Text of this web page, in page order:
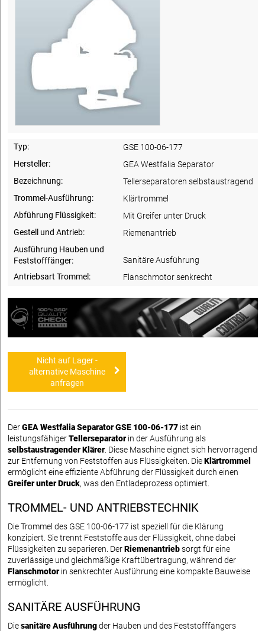
Typ:
GSE 100-06-177
Hersteller:
GEA Westfalia Separator
Bezeichnung:
Tellerseparatoren selbstaustragend
Trommel-Ausführung:
Klärtrommel
Abführung Flüssigkeit:
Mit Greifer unter Druck
Gestell und Antrieb:
Riemenantrieb
Ausführung Hauben und
Feststofffänger:
Sanitäre Ausführung
Antriebsart Trommel:
Flanschmotor senkrecht
Nicht auf Lager -
alternative Maschine
anfragen
DerGEA Westfalia Separator GSE 100-06-177 ist ein
leistungsfähigerTellerseparatorin der Ausführung als
selbstaustragender Klärer. Diese Maschine eignet sich hervorragend
zur Entfernung von Feststoffen aus Flüssigkeiten. DieKlärtrommel
ermöglicht eine effiziente Abführung der Flüssigkeit durch einen
Greifer unter Druck, was den Entladeprozess optimiert.
TROMMEL- UND ANTRIEBSTECHNIK
Die Trommel des GSE 100-06-177 ist speziell für die Klärung
konzipiert. Sie trennt Feststoffe aus der Flüssigkeit, ohne dabei
Flüssigkeiten zu separieren. DerRiemenantriebsorgt für eine
zuverlässige und gleichmäßige Kraftübertragung, während der
Flanschmotorin senkrechter Ausführung eine kompakte Bauweise
ermöglicht.
SANITÄRE AUSFÜHRUNG
Diesanitäre Ausführungder Hauben und des Feststofffängers